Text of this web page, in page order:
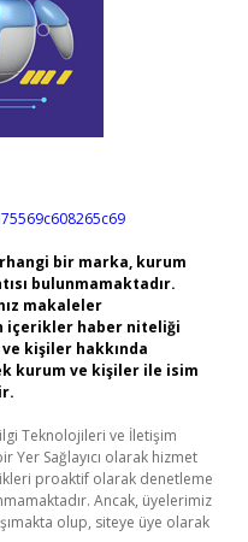
bir marka, kurum
bulunmamaktadır.
makaleler
içerikler haber niteliği
kişiler hakkında
kurum ve kişiler ile isim
Teknolojileri ve İletişim
Yer Sağlayıcı olarak hizmet
proaktif olarak denetleme
Ancak, üyelerimiz
olup, siteye üye olarak